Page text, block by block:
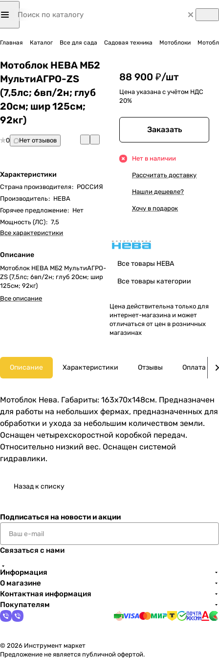
Главная Каталог Все для сада Садовая техника Мотоблоки
Мотоблок НЕВА МБ2
МультиАГРО-ZS
(7,5лс; 6вп/2н; глуб
20см; шир 125см;
92кг)
0 Нет отзывов
Характеристики
Страна производителя: РОССИЯ
Производитель: НЕВА
Горячее предложение: Нет
Мощность (ЛС): 7,5
Все характеристики
Описание
Мотоблок НЕВА МБ2 МультиАГРО-
ZS (7,5лс; 6вп/2н; глуб 20см; шир
125см; 92кг)
Все описание
88 900 ₽/шт
Цена указана с учётом НДС
20%
Заказать
Нет в наличии
Рассчитать доставку
Нашли дешевле?
Хочу в подарок
Все товары НЕВА
Все товары категории
Цена действительна только для
интернет-магазина и может
отличаться от цен в розничных
магазинах
Описание Характеристики Отзывы Оплата
Мотоблок Нева. Габариты: 163x70x148см. Предназначен
для работы на небольших фермах, предназначенных для
обработки и ухода за небольшим количеством земли.
Оснащен четырехскоростной коробкой передач.
Относительно низкий вес. Оснащен системой
гидравлики.
Назад к списку
Подписаться на новости и акции
Связаться с нами
Информация
О магазине
Контактная информация
Покупателям
© 2026 Инструмент маркет
Предложение не является публичной офертой.